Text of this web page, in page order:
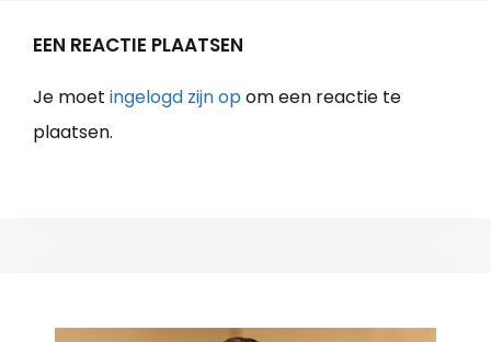
EEN REACTIE PLAATSEN
Je moet ingelogd zijn opom een reactie te
plaatsen.